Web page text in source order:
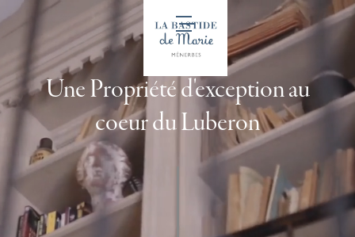
FR
Une Propriété d'exception au
coeur du Luberon